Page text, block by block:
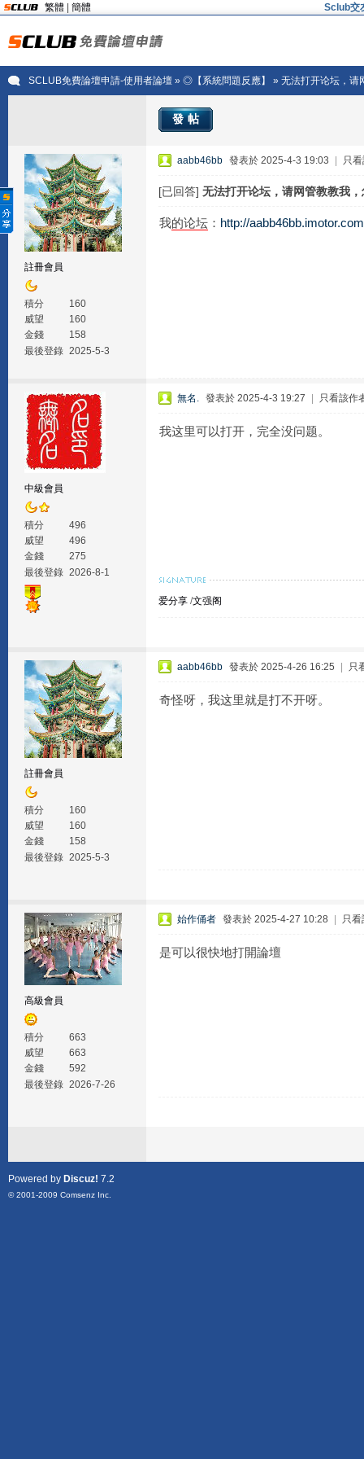
繁體 簡體 Sclub交
SCLUB免費論壇申請-使用者論壇» ◎【系統問題反應】 » 无法打开论坛，请
發帖
註冊會員
積分
160
威望
160
金錢
158
最後登錄 2025-5-3
aabb46bb 發表於 2025-4-3 19:03 只
[已回答] 无法打开论坛，请网管教教我
我的论坛： http://
中級會員
積分
496
威望
496
金錢
275
最後登錄 2026-8-1
無名. 發表於 2025-4-3 19:27 只看該作
我这里可以打开，完全没问题。
爱分享/文强阁
註冊會員
積分
160
威望
160
金錢
158
最後登錄 2025-5-3
aabb46bb 發表於 2025-4-26 16:25 只
奇怪呀，我这里就是打不开呀。
高級會員
積分
663
威望
663
金錢
592
最後登錄 2026-7-26
始作俑者 發表於 2025-4-27 10:28 只看
是可以很快地打開論壇
Powered by Discuz! 7.2
© 2001-2009 Comsenz Inc.